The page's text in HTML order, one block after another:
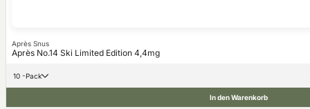
Après Snus
Après No.14 Ski Limited Edition 4,4mg
10 -Pack
In den Warenkorb